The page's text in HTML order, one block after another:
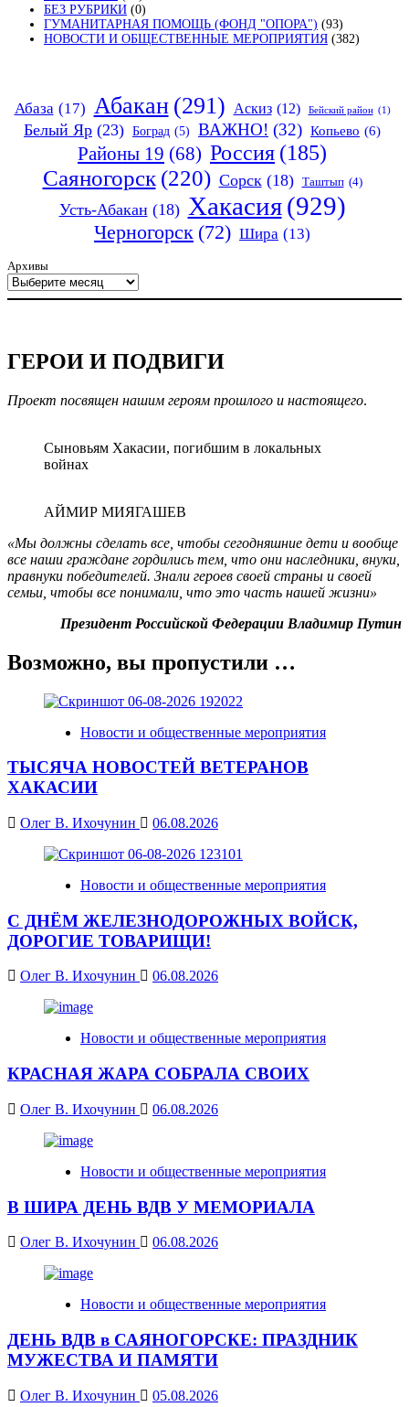
БЕЗ РУБРИКИ (0)
ГУМАНИТАРНАЯ ПОМОЩЬ (ФОНД "ОПОРА") (93)
НОВОСТИ И ОБЩЕСТВЕННЫЕ МЕРОПРИЯТИЯ (382)
Абаза (17) Абакан (291) Аскиз (12) Бейский район (1)
Белый Яр (23) Боград (5) ВАЖНО! (32) Копьево (6)
Районы 19 (68) Россия (185)
Саяногорск (220) Сорск (18) Таштып (4)
Усть-Абакан (18) Хакасия (929)
Черногорск (72) Шира (13)
Архивы
ГЕРОИ И ПОДВИГИ
Проект посвящен нашим героям прошлого и настоящего.
Сыновьям Хакасии, погибшим в локальных
войнах
АЙМИР МИЯГАШЕВ
«Мы должны сделать все, чтобы сегодняшние дети и вообще
все наши граждане гордились тем, что они наследники, внуки,
правнуки победителей. Знали героев своей страны и своей
семьи, чтобы все понимали, что это часть нашей жизни»
Президент Российской Федерации Владимир Путин
Возможно, вы пропустили …
Новости и общественные мероприятия
ТЫСЯЧА НОВОСТЕЙ ВЕТЕРАНОВ
ХАКАСИИ
Олег В. Ихочунин 06.08.2026
Новости и общественные мероприятия
С ДНЁМ ЖЕЛЕЗНОДОРОЖНЫХ ВОЙСК,
ДОРОГИЕ ТОВАРИЩИ!
Олег В. Ихочунин 06.08.2026
Новости и общественные мероприятия
КРАСНАЯ ЖАРА СОБРАЛА СВОИХ
Олег В. Ихочунин 06.08.2026
Новости и общественные мероприятия
В ШИРА ДЕНЬ ВДВ У МЕМОРИАЛА
Олег В. Ихочунин 06.08.2026
Новости и общественные мероприятия
ДЕНЬ ВДВ в САЯНОГОРСКЕ: ПРАЗДНИК
МУЖЕСТВА И ПАМЯТИ
Олег В. Ихочунин
05.08.2026